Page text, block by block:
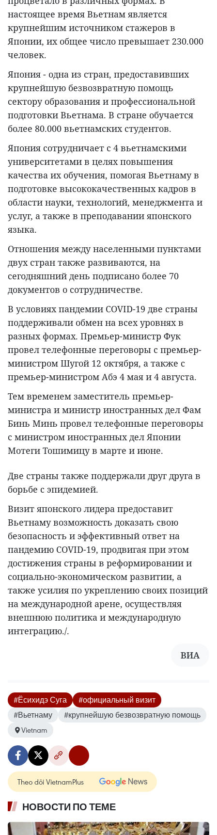
настоящее время Вьетнам является
крупнейшим источником стажеров в
Японии, их общее число превышает 230.000
человек.
Япония - одна из стран, предоставивших
крупнейшую безвозвратную помощь
сектору образования и профессиональной
подготовки Вьетнама. В стране обучается
более 80.000 вьетнамских студентов.
Япония сотрудничает с 4 вьетнамскими
университетами в целях повышения
качества их обучения, помогая Вьетнаму в
подготовке высококачественных кадров в
области науки, технологий, менеджмента и
услуг, а также в преподавании японского
языка.
Отношения между населенными пунктами
двух стран также развиваются, на
сегодняшний день подписано более 70
документов о сотрудничестве.
В условиях пандемии COVID-19 две страны
поддерживали обмен на всех уровнях в
разных формах. Премьер-министр Фук
провел телефонные переговоры с премьер-
министром Шугой 12 октября, а также с
премьер-министром Абэ 4 мая и 4 августа.
Тем временем заместитель премьер-
министра и министр иностранных дел Фам
Бинь Минь провел телефонные переговоры
с министром иностранных дел Японии
Мотеги Тошимицу в марте и июне.
Две страны также поддержали друг друга в
борьбе с эпидемией.
Визит японского лидера предоставит
Вьетнаму возможность доказать свою
безопасность и эффективный ответ на
пандемию COVID-19, продвигая при этом
достижения страны в реформировании и
социально-экономическом развитии, а
также усилия по укреплению своих позиций
на международной арене, осуществляя
внешнюю политика и международную
интеграцию./.
ВИА
#Ёсихидэ Суга
#официальный визит
#Вьетнаму
#крупнейшую безвозвратную помощь
Vietnam
Theo dõi VietnamPlus
НОВОСТИ ПО ТЕМЕ